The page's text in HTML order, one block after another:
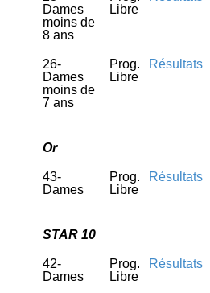
Dames
moins de
8 ans
Libre
26-
Dames
moins de
7 ans
Prog.
Libre
Résultats
Or
43-
Dames
Prog.
Libre
Résultats
STAR 10
42-
Dames
Prog.
Libre
Résultats